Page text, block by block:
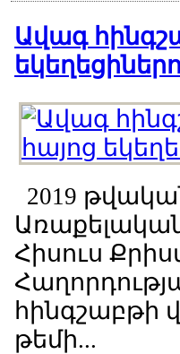
Ավագ
2019
Հիսուս
հինգշաբթի
թեմի...